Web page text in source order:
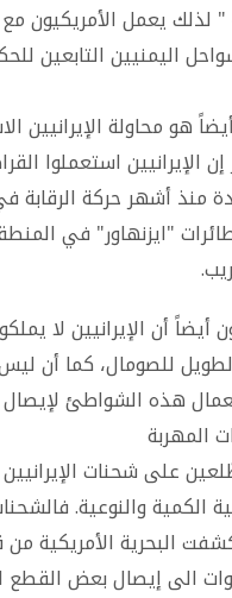
" لذلك يعمل الأمريكيون
اليمنيين التابعين
هو محاولة الإيرانيين
الإيرانيين استعملوا
منذ أشهر حركة
"ايزنهاور" في
أيضاً أن الإيرانيين لا
للصومال، كما أن
هذه الشواطئ لإيصال
المهربة
على شحنات الإيرانيين
الكمية والنوعية.
البحرية الأمريكية من
الى إيصال بعض القطع